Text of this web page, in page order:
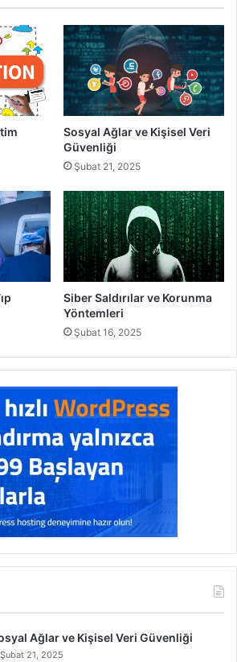
Sosyal Ağlar ve Kişisel Veri
Güvenliği
Şubat 21, 2025
Siber Saldırılar ve Korunma
Yöntemleri
Şubat 16, 2025
Ağlar ve Kişisel Veri Güvenliği
Şubat 21, 2025